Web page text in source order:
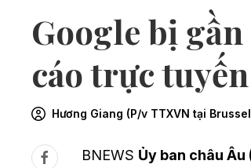
Google bị
cáo trực tuyến
Hương Giang (P/v TTXVN tại
BNEWS Ủy ban châu